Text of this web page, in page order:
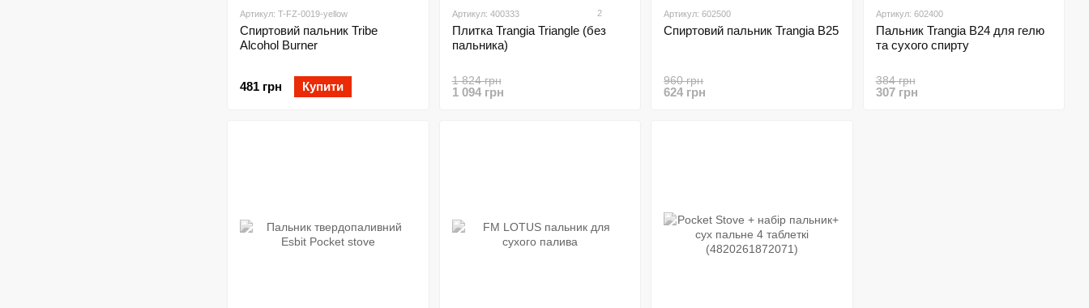
Артикул: T-FZ-0019-yellow
Спиртовий пальник Tribe
Alcohol Burner
481 грн Купити
Артикул: 400333 2
Плитка Trangia Triangle (без
пальника)
1 824 грн
1 094 грн
Артикул: 602500
Спиртовий пальник Trangia B25
960 грн
624 грн
Артикул: 602400
Пальник Trangia B24 для гелю
та сухого спирту
384 грн
307 грн